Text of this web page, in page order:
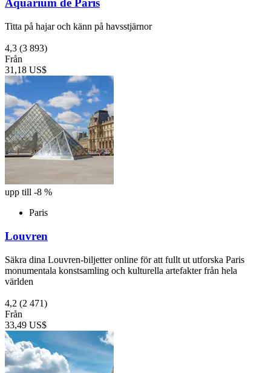
Aquarium de Paris
Titta på hajar och känn på havsstjärnor
4,3 (3 893)
Från
31,18 US$
upp till -8 %
Paris
Louvren
Säkra dina Louvren-biljetter online för att fullt ut utforska Paris
monumentala konstsamling och kulturella artefakter från hela
världen
4,2 (2 471)
Från
33,49 US$